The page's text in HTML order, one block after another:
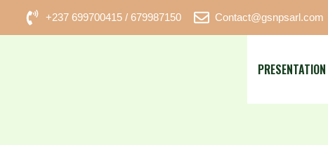
+237 699700415 / 679987150 Contact@gsnpsarl.com
PRESENTATION
Navigation
des